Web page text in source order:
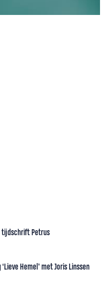
tijdschrift Petrus
Hemel’ met Joris Linssen